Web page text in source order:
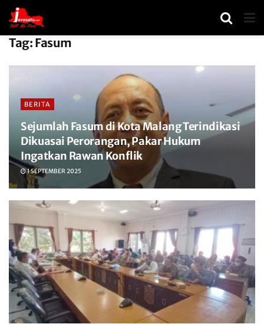
Tag: Fasum
BERITA
Sejumlah Fasum di Kota Malang Terindikasi
Dikuasai Perorangan, Pakar Hukum
Ingatkan Rawan Konflik
1 SEPTEMBER 2025